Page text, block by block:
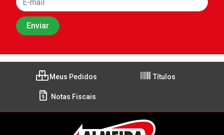
Meus Pedidos Títulos
Notas Fiscais